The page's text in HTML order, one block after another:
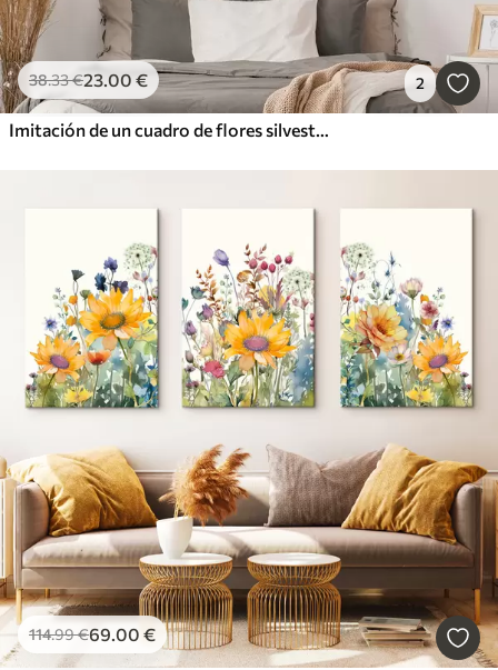
38.33€23.00 € 2
Imitación de un cuadro de flores silvestres
114.99€69.00 €